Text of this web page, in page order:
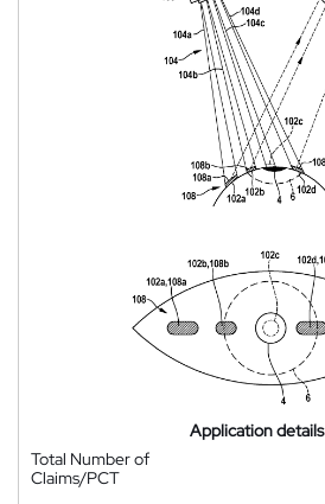
Application details
Total Number of
Claims/PCT